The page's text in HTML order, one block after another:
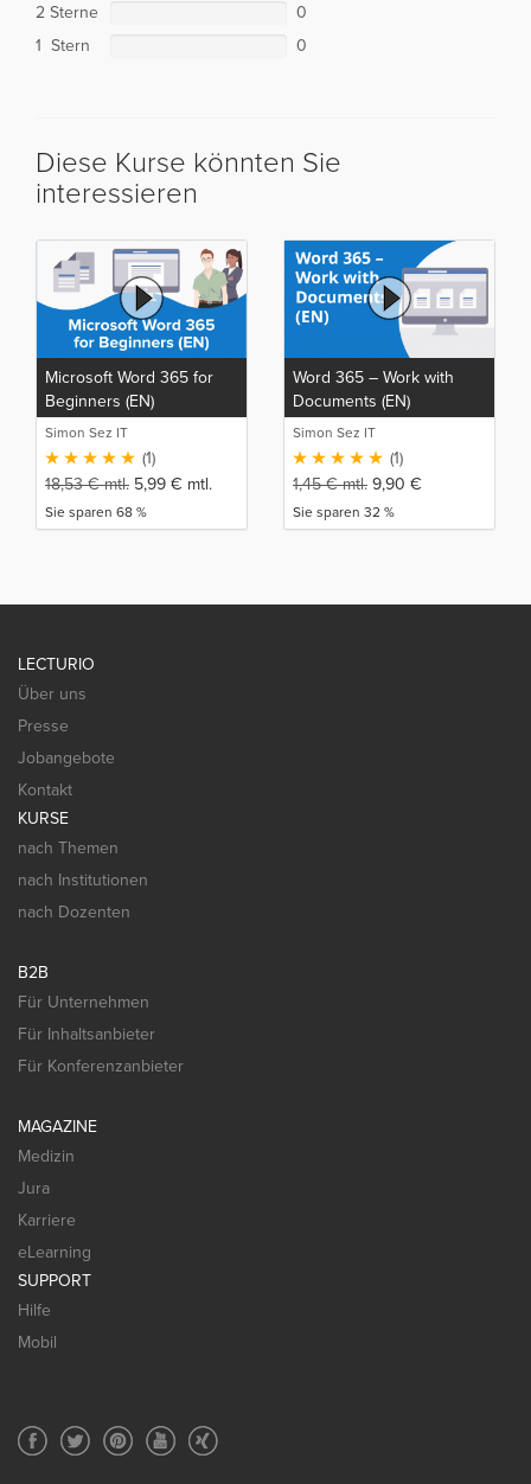
2 Sterne
0
1 Stern
0
Diese Kurse könnten Sie
interessieren
Microsoft Word 365 for
Beginners (EN)
Simon Sez IT
(1)
18,53€mtl. 5,99 € mtl.
Sie sparen 68 %
Word 365 – Work with
Documents (EN)
Simon Sez IT
(1)
1,45€mtl. 9,90 €
Sie sparen 32 %
LECTURIO
Über uns
Presse
Jobangebote
Kontakt
KURSE
nach Themen
nach Institutionen
nach Dozenten
B2B
Für Unternehmen
Für Inhaltsanbieter
Für Konferenzanbieter
MAGAZINE
Medizin
Jura
Karriere
eLearning
SUPPORT
Hilfe
Mobil